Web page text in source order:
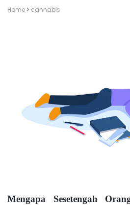
Home cannabis
Mengapa Sesetengah